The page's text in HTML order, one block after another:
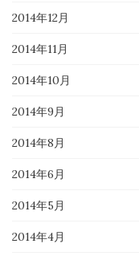
2014年12月
2014年11月
2014年10月
2014年9月
2014年8月
2014年6月
2014年5月
2014年4月